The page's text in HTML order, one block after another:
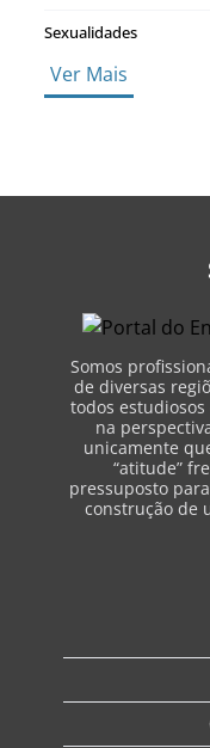
Sexualidades
Ver Mais
Somos
de diversas
todos
na
unicamente
“atitude”
pressuposto
construção de